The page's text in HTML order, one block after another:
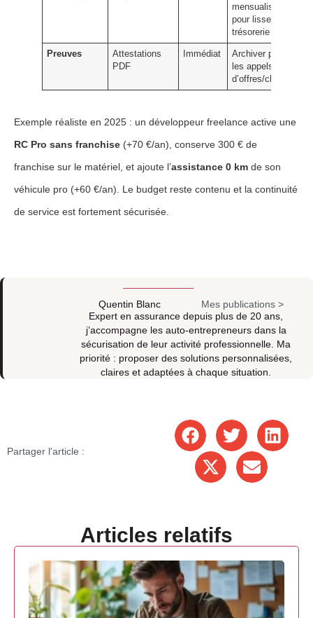
mensualisation
pour lisser la
trésorerie
Preuves
Attestations
PDF
Immédiat
Archiver pour
les appels
d’offres/clients
Exemple réaliste en 2025 : un développeur freelance active une
RC Pro sans franchise (+70 €/an), conserve 300 € de
franchise sur le matériel, et ajoute l’assistance 0 km de son
véhicule pro (+60 €/an). Le budget reste contenu et la continuité
de service est fortement sécurisée.
Quentin Blanc
Mes publications >
Expert en assurance depuis plus de 20 ans,
j’accompagne les auto-entrepreneurs dans la
sécurisation de leur activité professionnelle. Ma
priorité : proposer des solutions personnalisées,
claires et adaptées à chaque situation.
Partager l'article :
Articles relatifs